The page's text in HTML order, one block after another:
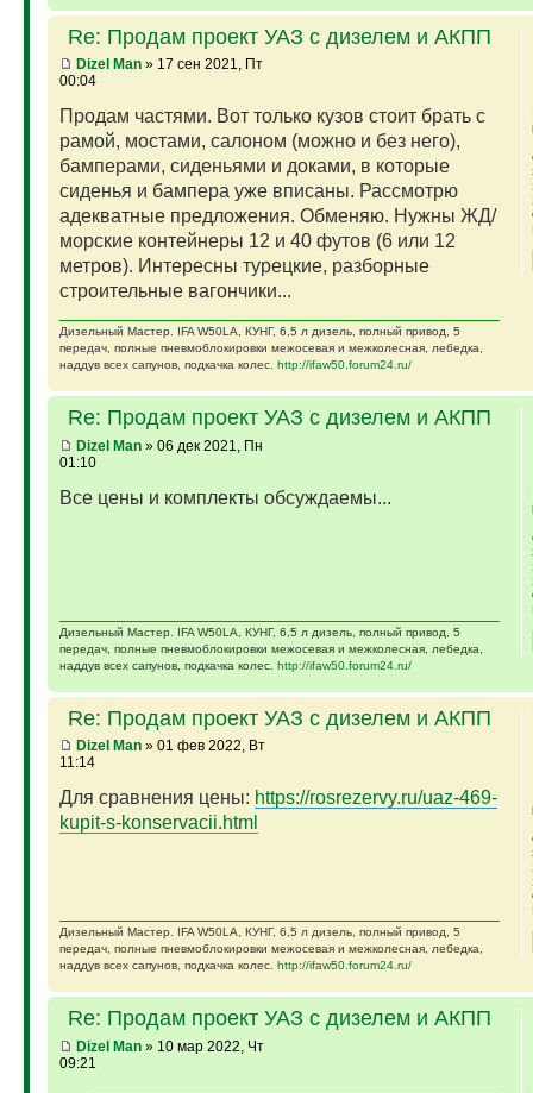
Re: Продам проект УАЗ с дизелем и АКПП
Dizel Man» 17 сен 2021, Пт
00:04
Продам частями. Вот только кузов стоит брать с
рамой, мостами, салоном (можно и без него),
бамперами, сиденьями и доками, в которые
сиденья и бампера уже вписаны. Рассмотрю
адекватные предложения. Обменяю. Нужны ЖД/
морские контейнеры 12 и 40 футов (6 или 12
метров). Интересны турецкие, разборные
строительные вагончики...
Дизельный Мастер. IFA W50LA, КУНГ, 6,5 л дизель, полный привод, 5
передач, полные пневмоблокировки межосевая и межколесная, лебедка,
наддув всех сапунов, подкачка колес. http://ifaw50.forum24.ru/
Re: Продам проект УАЗ с дизелем и АКПП
Dizel Man» 06 дек 2021, Пн
01:10
Все цены и комплекты обсуждаемы...
Дизельный Мастер. IFA W50LA, КУНГ, 6,5 л дизель, полный привод, 5
передач, полные пневмоблокировки межосевая и межколесная, лебедка,
наддув всех сапунов, подкачка колес. http://ifaw50.forum24.ru/
Re: Продам проект УАЗ с дизелем и АКПП
Dizel Man» 01 фев 2022, Вт
11:14
Для сравнения цены: https://rosrezervy.ru/uaz-469-
kupit-s-konservacii.html
Дизельный Мастер. IFA W50LA, КУНГ, 6,5 л дизель, полный привод, 5
передач, полные пневмоблокировки межосевая и межколесная, лебедка,
наддув всех сапунов, подкачка колес. http://ifaw50.forum24.ru/
Re: Продам проект УАЗ с дизелем и АКПП
Dizel Man» 10 мар 2022, Чт
09:21